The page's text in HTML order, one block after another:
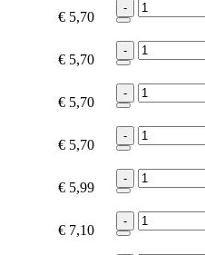
€ 5,70
-
€ 5,70
-
€ 5,70
-
€ 5,70
-
€ 5,99
-
€ 7,10
-